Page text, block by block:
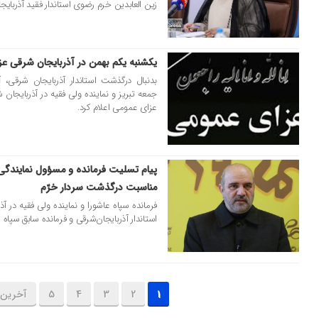
زین العابدین خرم رضوی استاندار فقید
۳۰ دی ۱۴۰۲ یکشنبه یکم بهمن در آذربایجان شرقی
بدنبال درگذشت استاندار آذربایجان
عزای عمومی اعلام کرد.
۳۰ دی ۱۴۰۲
پیام تسلیت فرمانده و مسؤول
مناسبت درگذشت سردار خرّم
فرمانده سپاه عاشورا و نماینده ولی فقیه
استاندار آذربایجان‌شرقی و فرمانده سابق
1
2
3
4
5 آخرین